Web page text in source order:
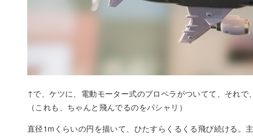
↑で、ケツに、電動モーター式のプロペラがついてて、それで
（これも、ちゃんと飛んでるのをパシャリ）
直径1mくらいの円を描いて、ひたすらくるくる飛び続ける。